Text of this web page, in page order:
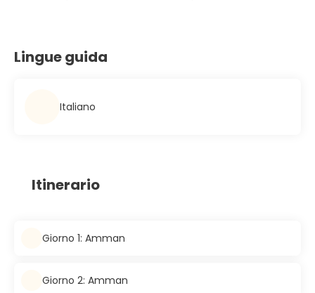
Lingue guida
Italiano
Itinerario
Giorno 1: Amman
Giorno 2: Amman